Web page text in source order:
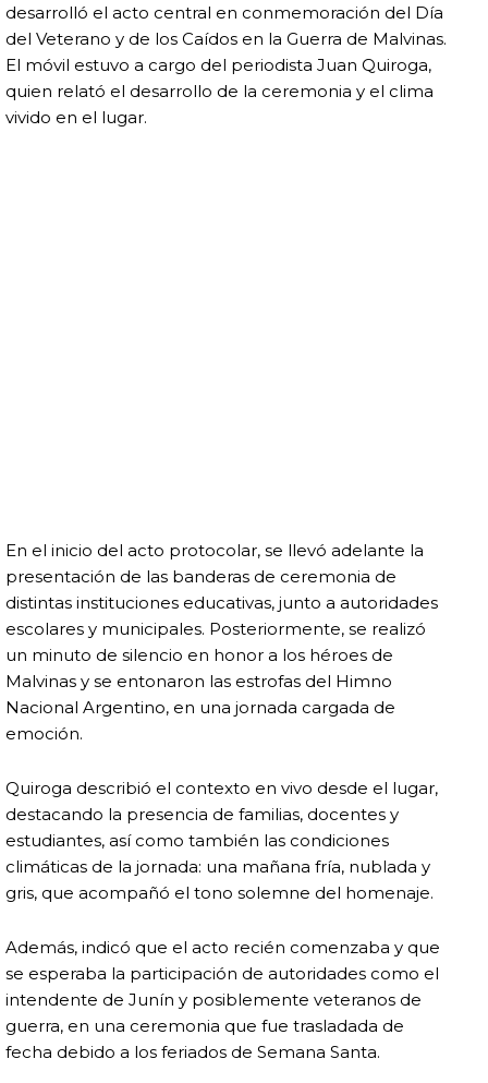
desarrolló el acto central en conmemoración del Día
del Veterano y de los Caídos en la Guerra de Malvinas.
El móvil estuvo a cargo del periodista Juan Quiroga,
quien relató el desarrollo de la ceremonia y el clima
vivido en el lugar.
En el inicio del acto protocolar, se llevó adelante la
presentación de las banderas de ceremonia de
distintas instituciones educativas, junto a autoridades
escolares y municipales. Posteriormente, se realizó
un minuto de silencio en honor a los héroes de
Malvinas y se entonaron las estrofas del Himno
Nacional Argentino, en una jornada cargada de
emoción.
Quiroga describió el contexto en vivo desde el lugar,
destacando la presencia de familias, docentes y
estudiantes, así como también las condiciones
climáticas de la jornada: una mañana fría, nublada y
gris, que acompañó el tono solemne del homenaje.
Además, indicó que el acto recién comenzaba y que
se esperaba la participación de autoridades como el
intendente de Junín y posiblemente veteranos de
guerra, en una ceremonia que fue trasladada de
fecha debido a los feriados de Semana Santa.